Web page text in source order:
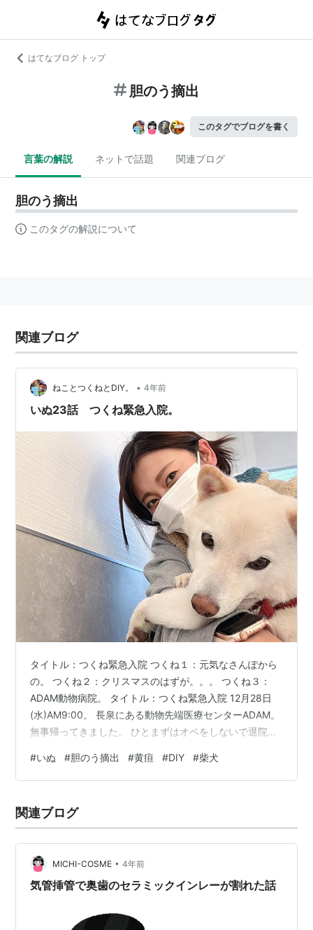
はてなブログ トップ
胆のう摘出
このタグでブログを書く
言葉の解説 ネットで話題 関連ブログ
胆のう摘出
このタグの解説について
関連ブログ
ねことつくねとDIY。 • 4年前
いぬ23話 つくね緊急入院。
タイトル：つくね緊急入院 つくね１：元気なさんぽから
の。 つくね２：クリスマスのはずが。。。 つくね３：
ADAM動物病院。 タイトル：つくね緊急入院 12月28日
(水)AM9:00。 長泉にある動物先端医療センターADAM。
無事帰ってきました。 ひとまずはオペをしないで退院で
うことです。 おかえり、つくね。 つくね１：元気なさん
ぽからの。 HACHIからのライン。 つくねの元気がない。
ルさんに連れて行ってくれました。 その時はなんか誤飲
したかもね、くらいでした。 この時までは。 過…
#いぬ #胆のう摘出 #黄疸 #DIY #柴犬
関連ブログ
MICHI-COSME • 4年前
気管挿管で奥歯のセラミックインレーが割れた話